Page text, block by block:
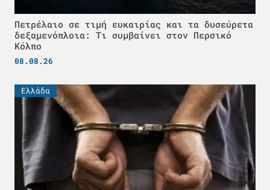
Πετρέλαιο σε τιμή ευκαιρίας και τα δυσεύρετα
δεξαμενόπλοια: Τι συμβαίνει στον Περσικό
Κόλπο
08.08.26
Ελλάδα